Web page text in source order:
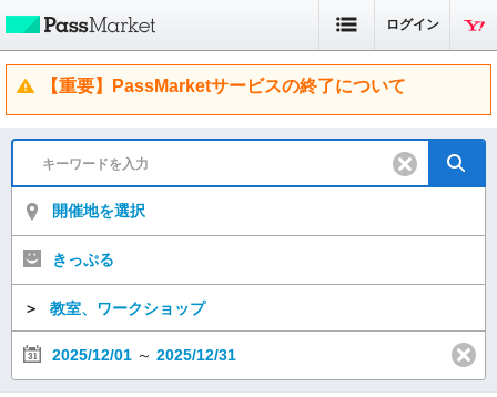
ログイン
【重要】PassMarketサービスの終了について
開催地を選択
きっぷる
＞ 教室、ワークショップ
2025/12/01 ～ 2025/12/31